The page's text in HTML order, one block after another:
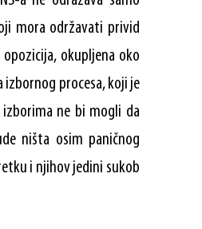
mora održavati privid
okupljena oko
izbornog procesa, koji je
ne bi mogli da
ništa osim paničnog
i njihov jedini sukob